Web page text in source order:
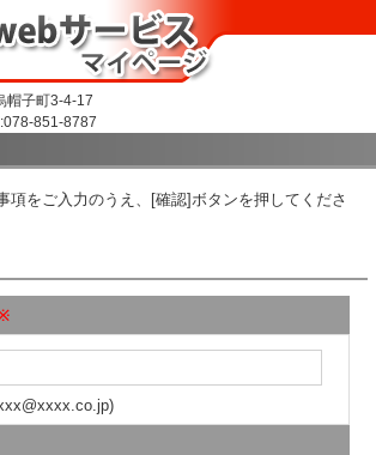
帽子町3-4-17
851-8787
項をご入力のうえ、[確認]ボタンを押してくださ